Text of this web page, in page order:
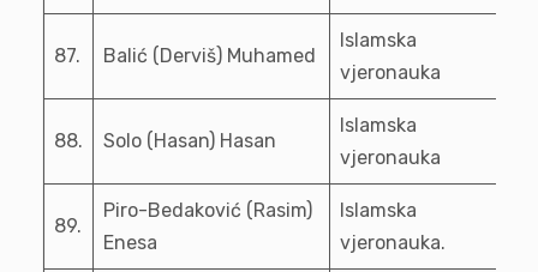
87. Balić (Derviš) Muhamed
Islamska
vjeronauka
88. Solo (Hasan) Hasan
Islamska
vjeronauka
89.
Piro-Bedaković (Rasim)
Enesa
Islamska
vjeronauka.